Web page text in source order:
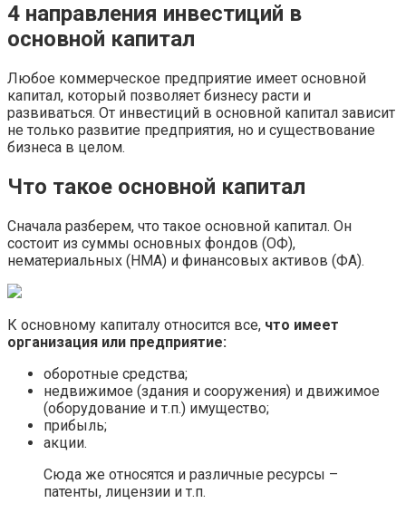
4 направления инвестиций в
основной капитал
Любое коммерческое предприятие имеет основной
капитал, который позволяет бизнесу расти и
развиваться. От инвестиций в основной капитал зависит
не только развитие предприятия, но и существование
бизнеса в целом.
Что такое основной капитал
Сначала разберем, что такое основной капитал. Он
состоит из суммы основных фондов (ОФ),
нематериальных (НМА) и финансовых активов (ФА).
К основному капиталу относится все, что имеет
организация или предприятие:
оборотные средства;
недвижимое (здания и сооружения) и движимое
(оборудование и т.п.) имущество;
прибыль;
акции.
Сюда же относятся и различные ресурсы –
патенты, лицензии и т.п.